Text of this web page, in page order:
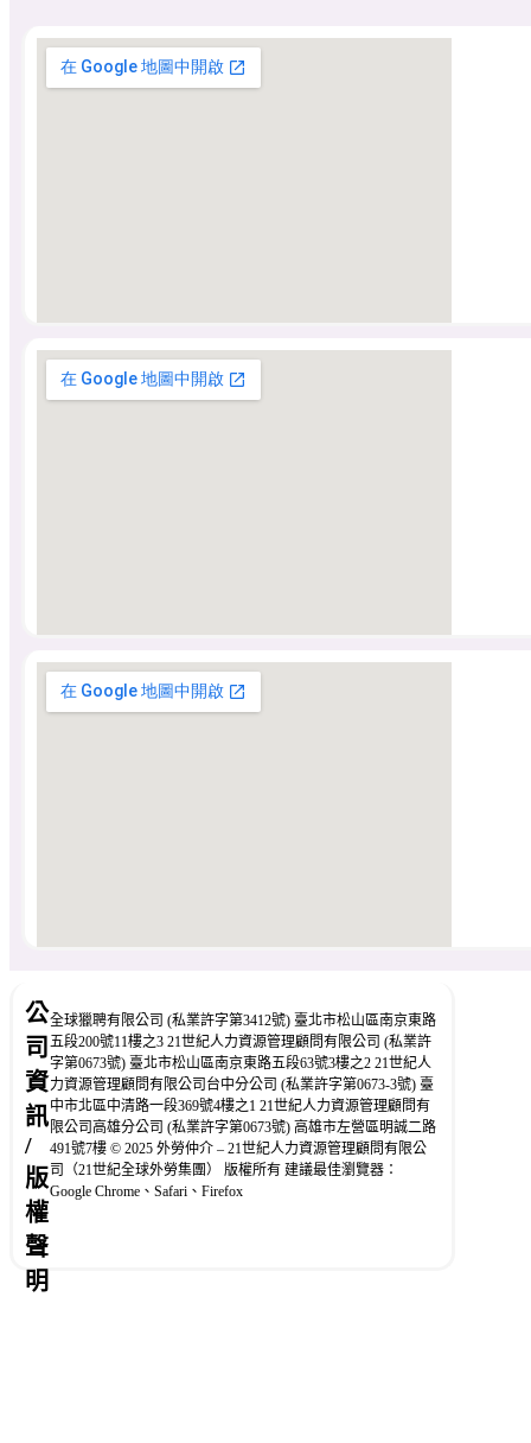
公
司
資
訊
/
版
權
聲
明
全球獵聘有限公司 (私業許字第3412號) 臺北市松山區南京東路
五段200號11樓之3 21世紀人力資源管理顧問有限公司 (私業許
字第0673號) 臺北市松山區南京東路五段63號3樓之2 21世紀人
力資源管理顧問有限公司台中分公司 (私業許字第0673-3號) 臺
中市北區中清路一段369號4樓之1 21世紀人力資源管理顧問有
限公司高雄分公司 (私業許字第0673號) 高雄市左營區明誠二路
491號7樓 © 2025 外勞仲介 – 21世紀人力資源管理顧問有限公
司（21世紀全球外勞集團） 版權所有 建議最佳瀏覽器：
Google Chrome、Safari、Firefox